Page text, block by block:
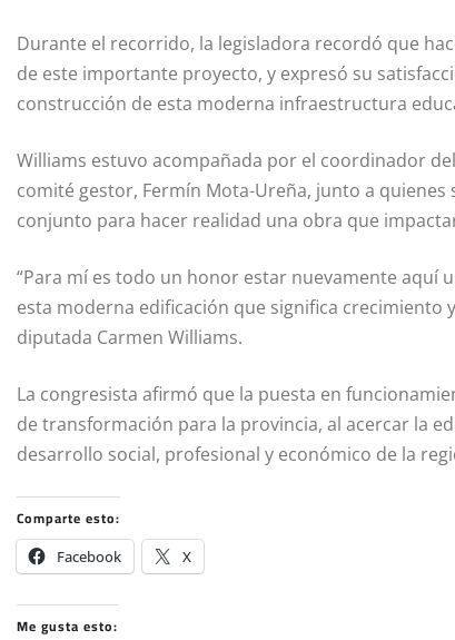
Durante el recorrido, la legisladora recordó que
de este importante proyecto, y expresó su
construcción de esta moderna infraestructura
Williams estuvo acompañada por el coordinador
comité gestor, Fermín Mota-Ureña, junto a
conjunto para hacer realidad una obra que
“Para mí es todo un honor estar nuevamente aquí
esta moderna edificación que significa crecimiento
diputada Carmen Williams.
La congresista afirmó que la puesta en
de transformación para la provincia, al acercar la
desarrollo social, profesional y económico de la
Comparte esto:
Facebook X
Me gusta esto: